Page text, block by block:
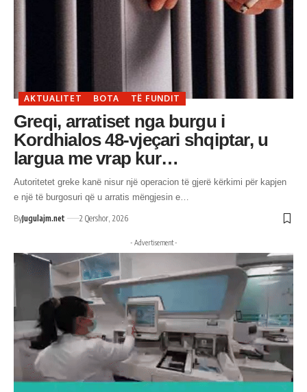
AKTUALITET BOTA TË FUNDIT
Greqi, arratiset nga burgu i
Kordhialos 48-vjeçari shqiptar, u
largua me vrap kur…
Autoritetet greke kanë nisur një operacion të gjerë kërkimi për kapjen
e një të burgosuri që u arratis mëngjesin e…
ByJugulajm.net 2 Qershor, 2026
- Advertisement -